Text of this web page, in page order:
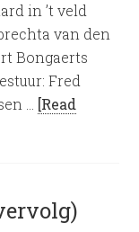
in ’t veld
van den
Bongaerts
Fred
… [Read